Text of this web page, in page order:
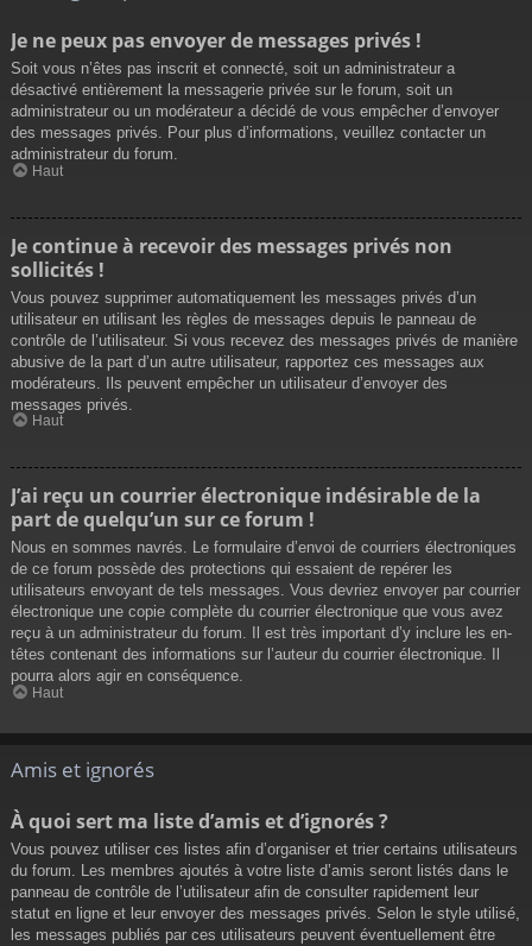
Je ne peux pas envoyer de messages privés !
Soit vous n’êtes pas inscrit et connecté, soit un administrateur a
désactivé entièrement la messagerie privée sur le forum, soit un
administrateur ou un modérateur a décidé de vous empêcher d’envoyer
des messages privés. Pour plus d’informations, veuillez contacter un
administrateur du forum.
Haut
Je continue à recevoir des messages privés non
sollicités !
Vous pouvez supprimer automatiquement les messages privés d’un
utilisateur en utilisant les règles de messages depuis le panneau de
contrôle de l’utilisateur. Si vous recevez des messages privés de manière
abusive de la part d’un autre utilisateur, rapportez ces messages aux
modérateurs. Ils peuvent empêcher un utilisateur d’envoyer des
messages privés.
Haut
J’ai reçu un courrier électronique indésirable de la
part de quelqu’un sur ce forum !
Nous en sommes navrés. Le formulaire d’envoi de courriers électroniques
de ce forum possède des protections qui essaient de repérer les
utilisateurs envoyant de tels messages. Vous devriez envoyer par courrier
électronique une copie complète du courrier électronique que vous avez
reçu à un administrateur du forum. Il est très important d’y inclure les en-
têtes contenant des informations sur l’auteur du courrier électronique. Il
pourra alors agir en conséquence.
Haut
Amis et ignorés
À quoi sert ma liste d’amis et d’ignorés ?
Vous pouvez utiliser ces listes afin d’organiser et trier certains utilisateurs
du forum. Les membres ajoutés à votre liste d’amis seront listés dans le
panneau de contrôle de l’utilisateur afin de consulter rapidement leur
statut en ligne et leur envoyer des messages privés. Selon le style utilisé,
les messages publiés par ces utilisateurs peuvent éventuellement être